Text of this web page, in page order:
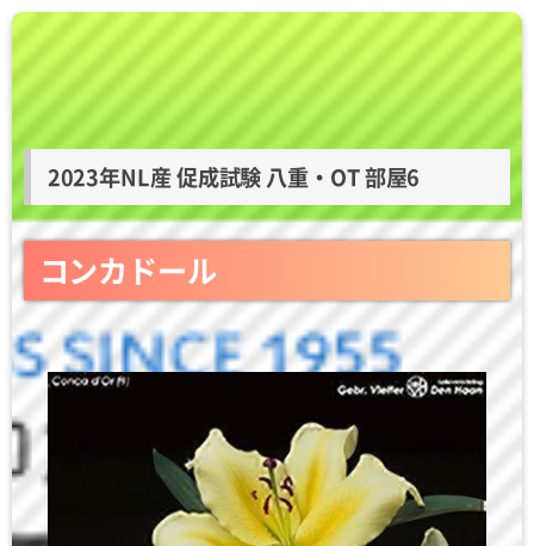
2023年NL産 促成試験 八重・OT 部屋6
コンカドール